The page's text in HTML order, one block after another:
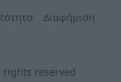
Διαφήμιση
rights reserved